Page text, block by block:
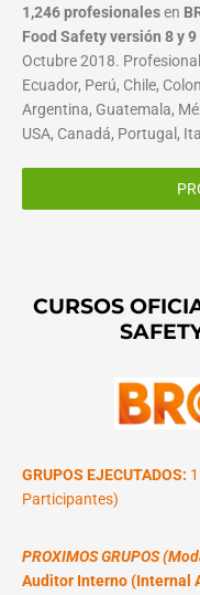
1,246 profesionalesen
Food Safety versión 8 y 9
Octubre 2018.
Ecuador, Perú, Chile,
Argentina, Guatemala,
USA, Canadá, Portugal,
CURSOS
GRUPOS EJECUTADOS:
Participantes)
PROXIMOS GRUPOS
Auditor Interno (Internal